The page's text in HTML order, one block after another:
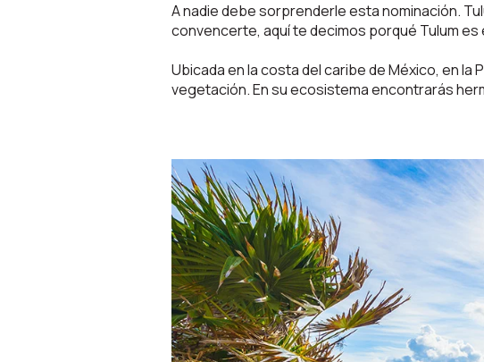
A nadie debe sorprenderle esta nominación.
convencerte, aquí te decimos porqué Tulum
Ubicada en la costa del caribe de México, en la
vegetación. En su ecosistema encontrarás